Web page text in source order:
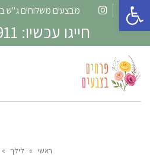
פתח סרגל נגישות
Facebook
מבצעים משלוחים ג"ש
חייגו עכשיו: 03-6579911
ראשי » לילך »